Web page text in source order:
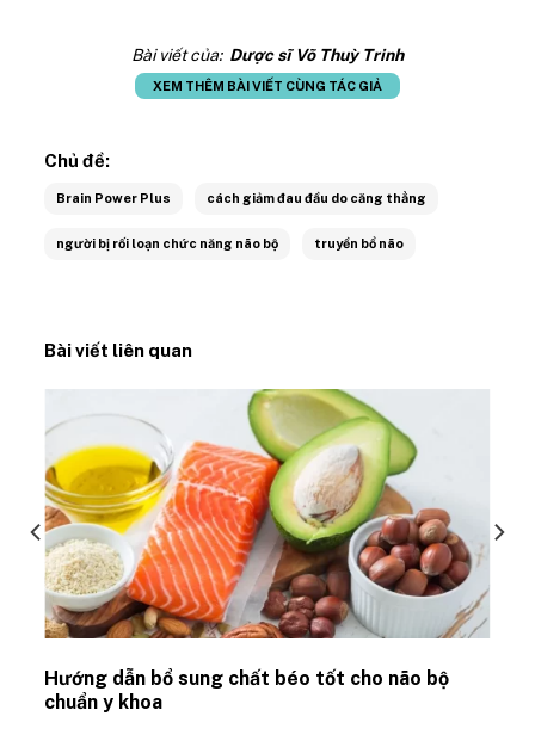
Bài viết của: Dược sĩ Võ Thuỳ Trinh
XEM THÊM BÀI VIẾT CÙNG TÁC GIẢ
Chủ đề:
Brain Power Plus cách giảm đau đầu do căng thẳng
người bị rối loạn chức năng não bộ truyền bổ não
Bài viết liên quan
Hướng dẫn bổ sung chất béo tốt cho não bộ
chuẩn y khoa